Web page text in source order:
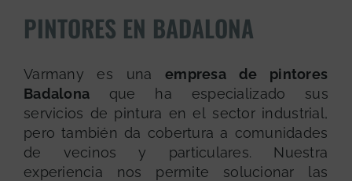
PINTORES EN BADALONA
Varmany es unaempresa de pintores
Badalona que ha especializado sus
servicios de pintura en el sector industrial,
pero también da cobertura a comunidades
de vecinos y particulares. Nuestra
experiencia nos permite solucionar las